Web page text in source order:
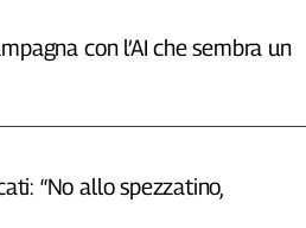
con l’AI che sembra un
“No allo spezzatino,